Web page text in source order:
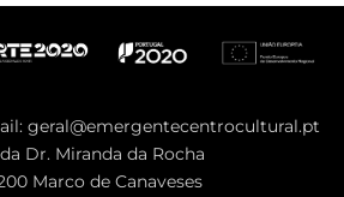
geral@emergentecentrocultural.pt
Dr. Miranda da Rocha
Marco de Canaveses